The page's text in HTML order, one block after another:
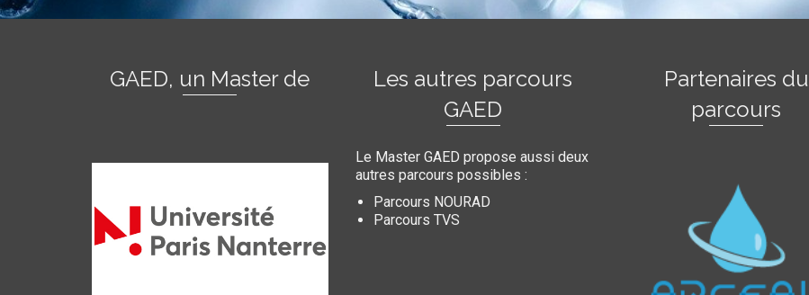
GAED, un Master de
Les autres parcours
GAED
Le Master GAED propose aussi deux
autres parcours possibles :
Parcours NOURAD
Parcours TVS
Partenaires du
parcours